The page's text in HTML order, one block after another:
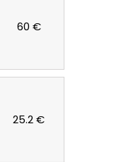
60 €
25.2 €